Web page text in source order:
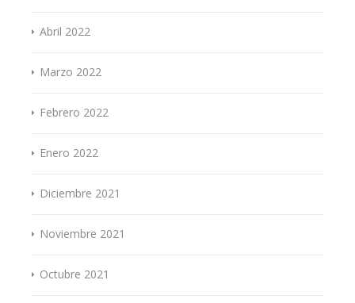
Abril 2022
Marzo 2022
Febrero 2022
Enero 2022
Diciembre 2021
Noviembre 2021
Octubre 2021